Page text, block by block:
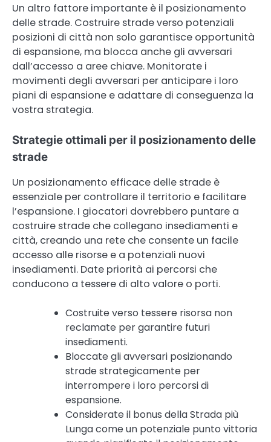
Un altro fattore importante è il posizionamento
delle strade. Costruire strade verso potenziali
posizioni di città non solo garantisce opportunità
di espansione, ma blocca anche gli avversari
dall’accesso a aree chiave. Monitorate i
movimenti degli avversari per anticipare i loro
piani di espansione e adattare di conseguenza la
vostra strategia.
Strategie ottimali per il posizionamento delle
strade
Un posizionamento efficace delle strade è
essenziale per controllare il territorio e facilitare
l’espansione. I giocatori dovrebbero puntare a
costruire strade che collegano insediamenti e
città, creando una rete che consente un facile
accesso alle risorse e a potenziali nuovi
insediamenti. Date priorità ai percorsi che
conducono a tessere di alto valore o porti.
Costruite verso tessere risorsa non
reclamate per garantire futuri
insediamenti.
Bloccate gli avversari posizionando
strade strategicamente per
interrompere i loro percorsi di
espansione.
Considerate il bonus della Strada più
Lunga come un potenziale punto vittoria